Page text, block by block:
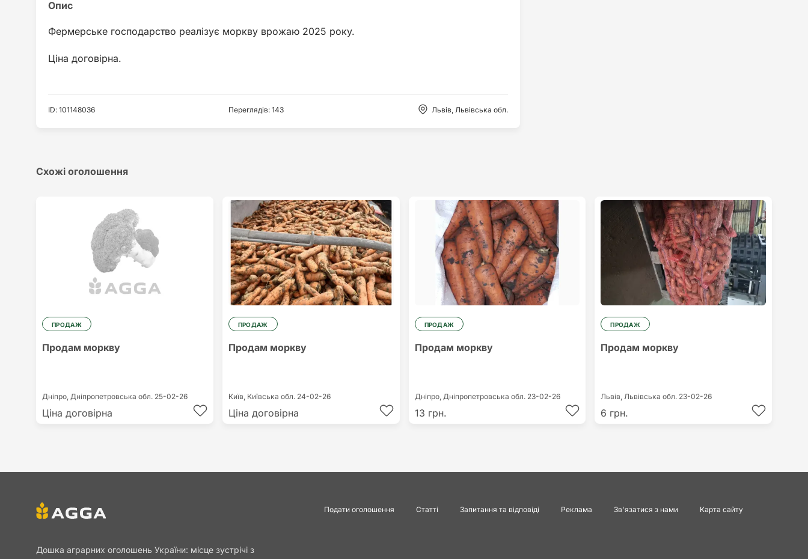
Фермерське господарство реалізує моркву врожаю 2025 року.
Ціна договірна.
ID: 101148036 Переглядів: 143 Львів, Львівська обл.
Схожі оголошення
ПРОДАЖ
Продам моркву
Дніпро, Дніпропетровська обл. 25-02-26
Ціна договірна
ПРОДАЖ
Продам моркву
Київ, Київська обл. 24-02-26
Ціна договірна
ПРОДАЖ
Продам моркву
Дніпро, Дніпропетровська обл. 23-02-26
13 грн.
ПРОДАЖ
Продам моркву
Львів,Львівська обл. 23-02-26
6 грн.
Дошка аграрних оголошень України: місце зустрічі з
Подати оголошення Статті Запитання та відповіді Реклама Зв'язатися з нами Карта сайту